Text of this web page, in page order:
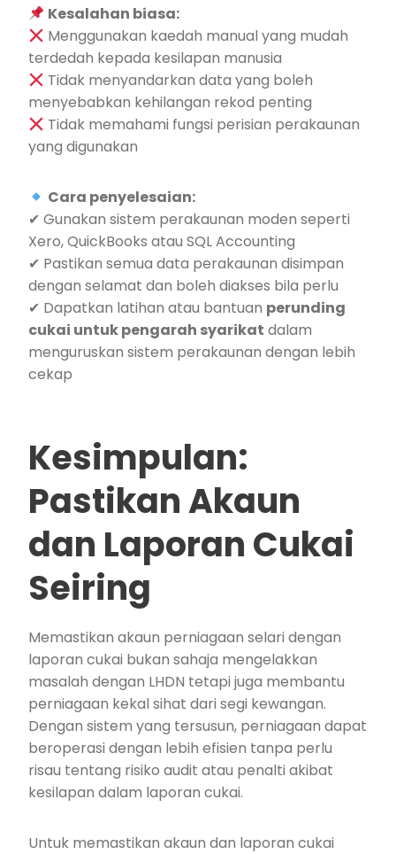
Kesalahan biasa:
Menggunakan kaedah manual yang mudah
terdedah kepada kesilapan manusia
Tidak menyandarkan data yang boleh
menyebabkan kehilangan rekod penting
Tidak memahami fungsi perisian perakaunan
yang digunakan
Cara penyelesaian:
✔ Gunakan sistem perakaunan moden seperti
Xero, QuickBooks atau SQL Accounting
✔ Pastikan semua data perakaunan disimpan
dengan selamat dan boleh diakses bila perlu
✔ Dapatkan latihan atau bantuan perunding
cukai untuk pengarah syarikat dalam
menguruskan sistem perakaunan dengan lebih
cekap
Kesimpulan:
Pastikan Akaun
dan Laporan Cukai
Seiring
Memastikan akaun perniagaan selari dengan
laporan cukai bukan sahaja mengelakkan
masalah dengan LHDN tetapi juga membantu
perniagaan kekal sihat dari segi kewangan.
Dengan sistem yang tersusun, perniagaan dapat
beroperasi dengan lebih efisien tanpa perlu
risau tentang risiko audit atau penalti akibat
kesilapan dalam laporan cukai.
Untuk memastikan akaun dan laporan cukai